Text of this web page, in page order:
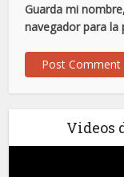
Guarda mi
navegador para la
Videos